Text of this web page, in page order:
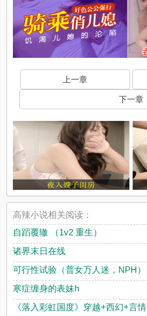
上一章
下一章
高辣小说相关阅读：
自蹈覆辙 （1v2 重生）
诸界末日在线
可行性试验（普女万人迷，NPH）
寒症缠身的表妹h
《落入彩虹国度》穿越+西幻+言情